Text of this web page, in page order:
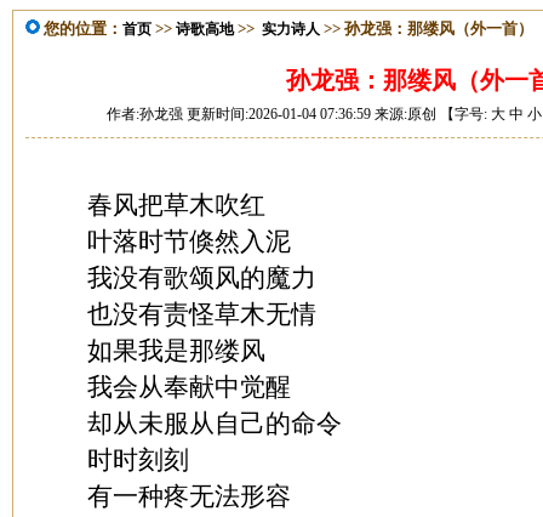
您的位置： 首页 >> 诗歌高地>> 实力诗人 >> 孙龙强：那缕风（外一首）
孙龙强：那缕风（外一
作者:孙龙强 更新时间:2026-01-04 07:36:59 来源:原创 【字号: 大 中 小
春风把草木吹红
叶落时节倏然入泥
我没有歌颂风的魔力
也没有责怪草木无情
如果我是那缕风
我会从奉献中觉醒
却从未服从自己的命令
时时刻刻
有一种疼无法形容